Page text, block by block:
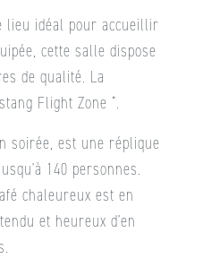
lieu idéal pour accueillir
cette salle dispose
de qualité. La
Flight Zone “.
soirée, est une réplique
140 personnes.
chaleureux est en
et heureux d’en